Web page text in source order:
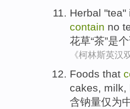
Herbal "tea"
contain no
花草“茶”是个
《柯林斯英汉
Foods that
cakes, milk,
含钠量仅为